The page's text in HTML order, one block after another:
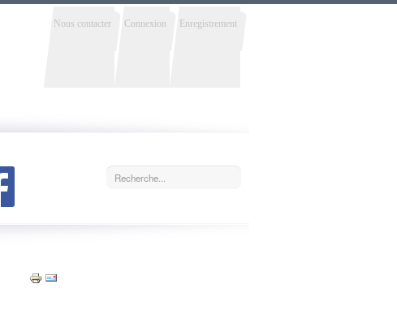
Nous contacter Connexion Enregistrement